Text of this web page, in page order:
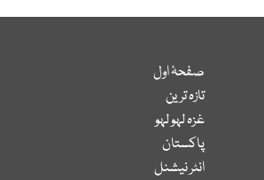
صفحۂ اول
تازہ ترین
غزہ لہو لہو
پاکستان
انٹر نیشنل